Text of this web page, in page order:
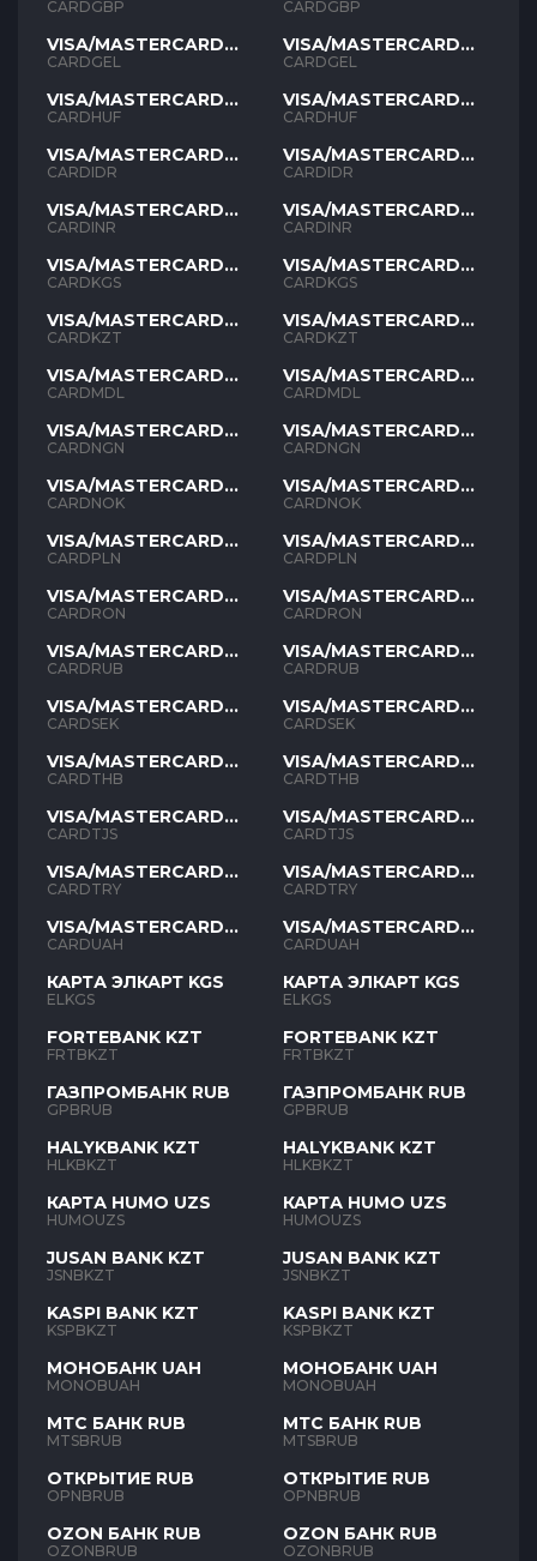
GBP
CARDGBP
VISA/MASTERCARD
GEL
CARDGEL
VISA/MASTERCARD
HUF
CARDHUF
VISA/MASTERCARD
IDR
CARDIDR
VISA/MASTERCARD
INR
CARDINR
VISA/MASTERCARD
KGS
CARDKGS
VISA/MASTERCARD
KZT
CARDKZT
VISA/MASTERCARD
MDL
CARDMDL
VISA/MASTERCARD
NGN
CARDNGN
VISA/MASTERCARD
NOK
CARDNOK
VISA/MASTERCARD
PLN
CARDPLN
VISA/MASTERCARD
RON
CARDRON
VISA/MASTERCARD
RUB
CARDRUB
VISA/MASTERCARD
SEK
CARDSEK
VISA/MASTERCARD
THB
CARDTHB
VISA/MASTERCARD
TJS
CARDTJS
VISA/MASTERCARD
TYR
CARDTRY
VISA/MASTERCARD
UAH
CARDUAH
КАРТА ЭЛКАРТ KGS
ELKGS
FORTEBANK KZT
FRTBKZT
ГАЗПРОМБАНК RUB
GPBRUB
HALYKBANK KZT
HLKBKZT
КАРТА HUMO UZS
HUMOUZS
JUSAN BANK KZT
JSNBKZT
KASPI BANK KZT
KSPBKZT
МОНОБАНК UAH
MONOBUAH
МТС БАНК RUB
MTSBRUB
ОТКРЫТИЕ RUB
OPNBRUB
OZON БАНК RUB
OZONBRUB
GBP
CARDGBP
VISA/MASTERCARD
GEL
CARDGEL
VISA/MASTERCARD
HUF
CARDHUF
VISA/MASTERCARD
IDR
CARDIDR
VISA/MASTERCARD
INR
CARDINR
VISA/MASTERCARD
KGS
CARDKGS
VISA/MASTERCARD
KZT
CARDKZT
VISA/MASTERCARD
MDL
CARDMDL
VISA/MASTERCARD
NGN
CARDNGN
VISA/MASTERCARD
NOK
CARDNOK
VISA/MASTERCARD
PLN
CARDPLN
VISA/MASTERCARD
RON
CARDRON
VISA/MASTERCARD
RUB
CARDRUB
VISA/MASTERCARD
SEK
CARDSEK
VISA/MASTERCARD
THB
CARDTHB
VISA/MASTERCARD
TJS
CARDTJS
VISA/MASTERCARD
TYR
CARDTRY
VISA/MASTERCARD
UAH
CARDUAH
КАРТА ЭЛКАРТ KGS
ELKGS
FORTEBANK KZT
FRTBKZT
ГАЗПРОМБАНК RUB
GPBRUB
HALYKBANK KZT
HLKBKZT
КАРТА HUMO UZS
HUMOUZS
JUSAN BANK KZT
JSNBKZT
KASPI BANK KZT
KSPBKZT
МОНОБАНК UAH
MONOBUAH
МТС БАНК RUB
MTSBRUB
ОТКРЫТИЕ RUB
OPNBRUB
OZON БАНК RUB
OZONBRUB